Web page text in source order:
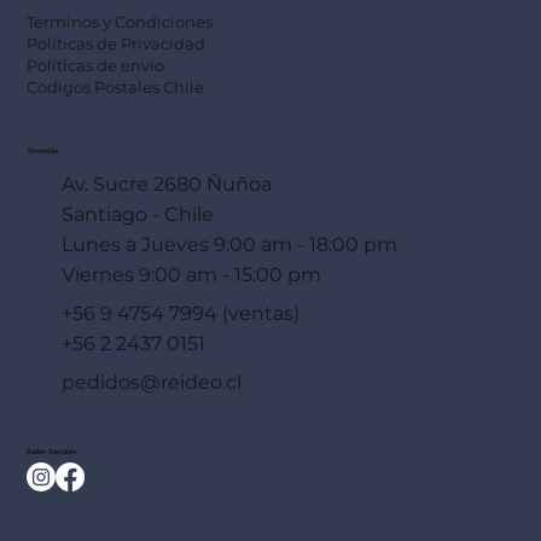
Terminos y Condiciones
Políticas de Privacidad
Políticas de envío
Códigos Postales Chile
Dirección
Av. Sucre 2680 Ñuñoa
Santiago - Chile
Lunes a Jueves 9:00 am - 18:00 pm
Viernes 9:00 am - 15:00 pm
+56 9 4754 7994 (ventas)
+56 2 2437 0151
pedidos@reideo.cl
Redes Sociales